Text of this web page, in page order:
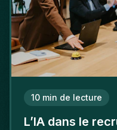
10 min de lecture
L’IA dans le